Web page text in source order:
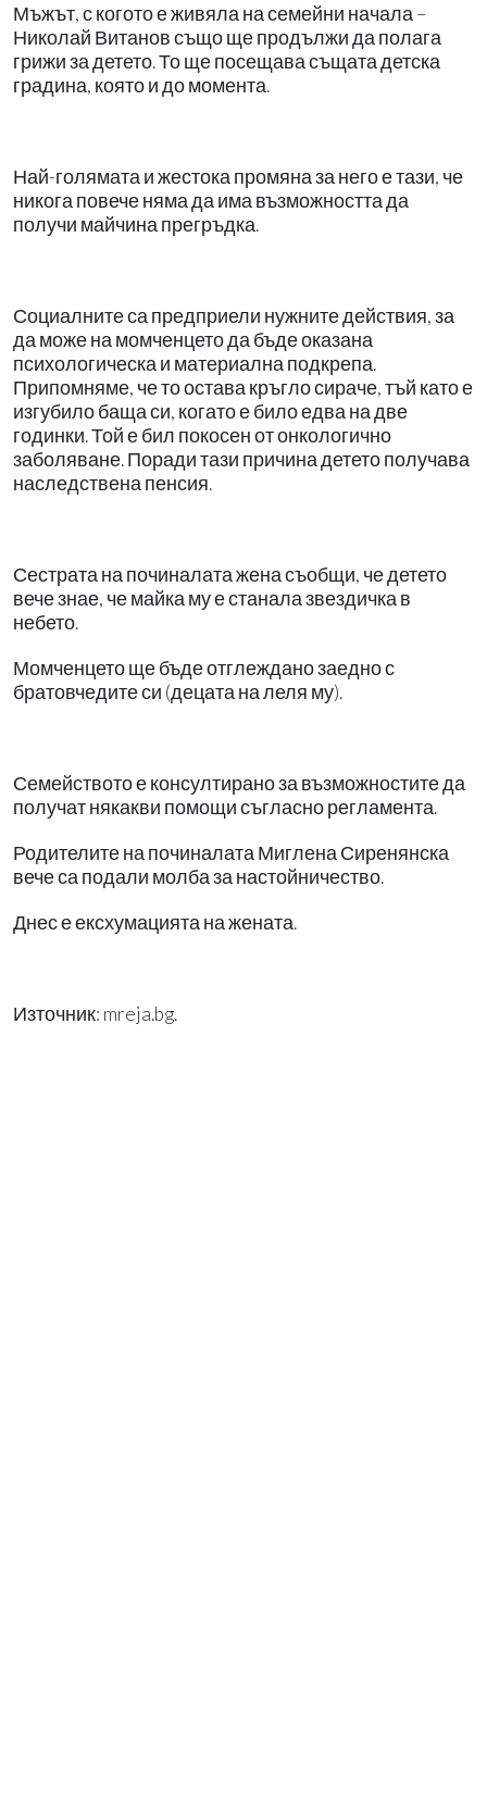
Мъжът, с когото е живяла на семейни начала –
Николай Витанов също ще продължи да полага
грижи за детето. То ще посещава същата детска
градина, която и до момента.
Най-голямата и жестока промяна за него е тази, че
никога повече няма да има възможността да
получи майчина прегръдка.
Социалните са предприели нужните действия, за
да може на момченцето да бъде оказана
психологическа и материална подкрепа.
Припомняме, че то остава кръгло сираче, тъй като е
изгубило баща си, когато е било едва на две
годинки. Той е бил покосен от онкологично
заболяване. Поради тази причина детето получава
наследствена пенсия.
Сестрата на починалата жена съобщи, че детето
вече знае, че майка му е станала звездичка в
небето.
Момченцето ще бъде отглеждано заедно с
братовчедите си (децата на леля му).
Семейството е консултирано за възможностите да
получат някакви помощи съгласно регламента.
Родителите на починалата Миглена Сиренянска
вече са подали молба за настойничество.
Днес е ексхумацията на жената.
Източник: mreja.bg.